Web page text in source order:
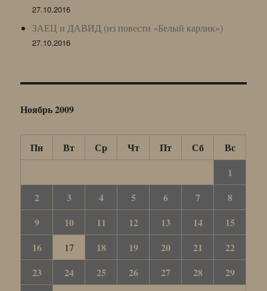
27.10.2016
ЗАЕЦ и ДАВИД (из повести «Белый карлик»)
27.10.2016
Ноябрь 2009
Пн Вт Ср Чт Пт Сб
Вс
1
2
3 4 5 6 7
8
9
10 11 12 13 14
15
16
17 18 19 20 21
22
23
24 25 26 27 28
29